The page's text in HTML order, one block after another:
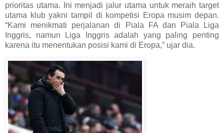
prioritas utama. Ini menjadi jalur utama untuk meraih target
utama klub yakni tampil di kompetisi Eropa musim depan.
“Kami menikmati perjalanan di Piala FA dan Piala Liga
Inggris, namun Liga Inggris adalah yang paling penting
karena itu menentukan posisi kami di Eropa,” ujar dia.